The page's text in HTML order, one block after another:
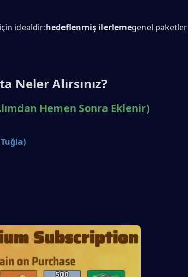
idealdir:hedeflenmiş ilerlemegenel paketler
Neler Alırsınız?
Hemen Sonra Eklenir)